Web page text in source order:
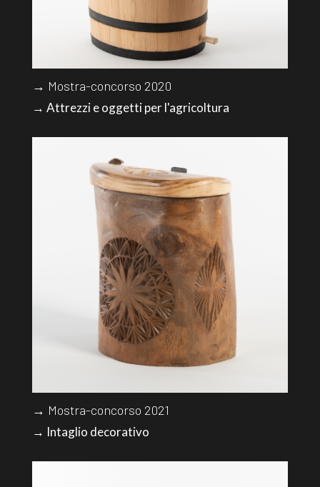
→ Mostra-concorso 2020
→ Attrezzi e oggetti per l'agricoltura
→ Mostra-concorso 2021
→ Intaglio decorativo